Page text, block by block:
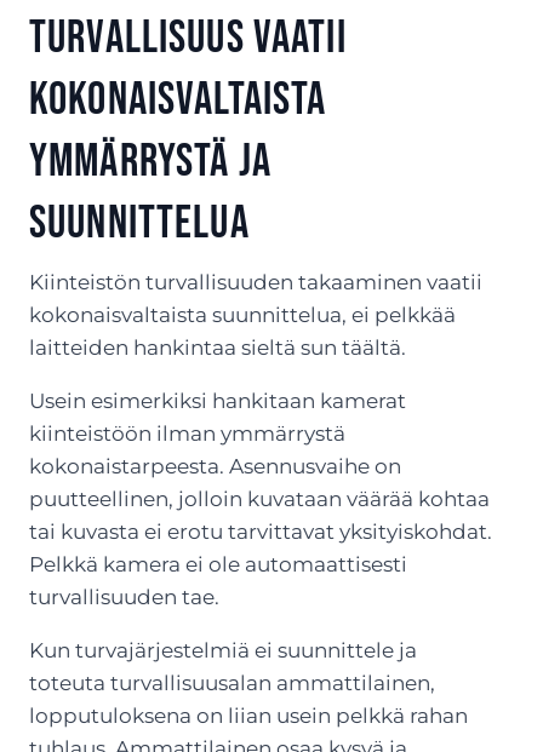
Turvallisuus vaatii
kokonaisvaltaista
ymmärrystä ja
suunnittelua
Kiinteistön turvallisuuden takaaminen vaatii
kokonaisvaltaista suunnittelua, ei pelkkää
laitteiden hankintaa sieltä sun täältä.
Usein esimerkiksi hankitaan kamerat
kiinteistöön ilman ymmärrystä
kokonaistarpeesta. Asennusvaihe on
puutteellinen, jolloin kuvataan väärää kohtaa
tai kuvasta ei erotu tarvittavat yksityiskohdat.
Pelkkä kamera ei ole automaattisesti
turvallisuuden tae.
Kun turvajärjestelmiä ei suunnittele ja
toteuta turvallisuusalan ammattilainen,
lopputuloksena on liian usein pelkkä rahan